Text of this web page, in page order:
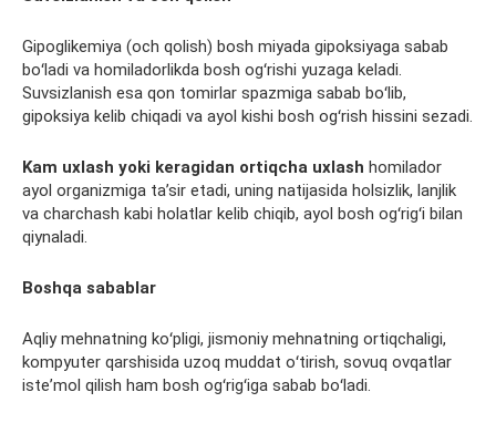
Gipoglikemiya (och qolish) bosh miyada gipoksiyaga sabab
boʻladi va homiladorlikda bosh ogʻrishi yuzaga keladi.
Suvsizlanish esa qon tomirlar spazmiga sabab boʻlib,
gipoksiya kelib chiqadi va ayol kishi bosh ogʻrish hissini sezadi.
Kam uxlash yoki keragidan ortiqcha uxlash homilador
ayol organizmiga taʼsir etadi, uning natijasida holsizlik, lanjlik
va charchash kabi holatlar kelib chiqib, ayol bosh ogʻrigʻi bilan
qiynaladi.
Boshqa sabablar
Aqliy mehnatning koʻpligi, jismoniy mehnatning ortiqchaligi,
kompyuter qarshisida uzoq muddat oʻtirish, sovuq ovqatlar
isteʼmol qilish ham bosh ogʻrigʻiga sabab boʻladi.